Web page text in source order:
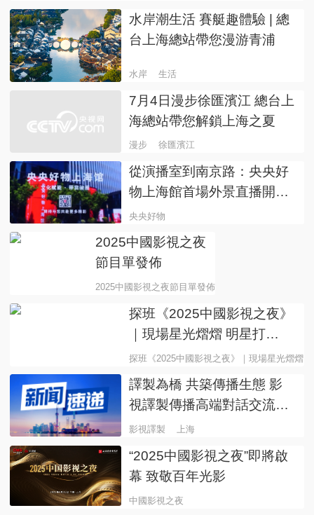
水岸潮生活 賽艇趣體驗 | 總
台上海總站帶您漫游青浦
水岸 生活
7月4日漫步徐匯濱江 總台上
海總站帶您解鎖上海之夏
漫步 徐匯濱江
從演播室到南京路：央央好
物上海館首場外景直播開啟
消費新體驗
央央好物
2025中國影視之夜
節目單發佈
2025中國影視之夜節目單發佈
探班《2025中國影視之夜》
｜現場星光熠熠 明星打
卡“戲曲快閃區”
探班《2025中國影視之夜》｜現場星光熠熠
譯製為橋 共築傳播生態 影
視譯製傳播高端對話交流會
在上海舉行
影視譯製 上海
“2025中國影視之夜”即將啟
幕 致敬百年光影
中國影視之夜